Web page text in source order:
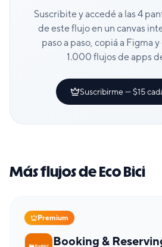
Suscribite y accedé a las 4
de este flujo en un canvas
paso a paso, copiá a Figma
1.000 flujos de apps
Suscribirme — $15
Más flujos de Eco Bici
Premium
Booking &